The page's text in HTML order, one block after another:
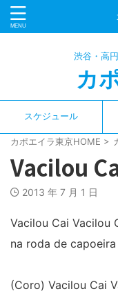
渋谷・高
カ
スケジュール
カポエイラ東京HOME >
Vacilou
2013 年 7 月 1 日
Vacilou Cai Vacilou
na roda de
(Coro) Vacilou Cai